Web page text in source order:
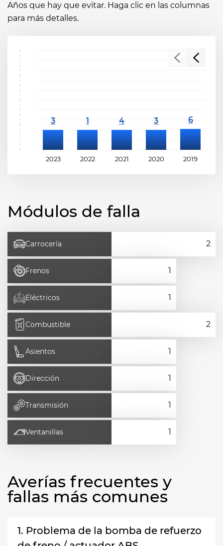
Años que hay que evitar. Haga clic en las columnas
para más detalles.
2023 2022 2021 2020 2019
Módulos de falla
Carrocería
Frenos
Eléctricos
Combustible
Asientos
Dirección
Transmisión
Ventanillas
Averías frecuentes y
fallas más comunes
1. Problema de la bomba de refuerzo